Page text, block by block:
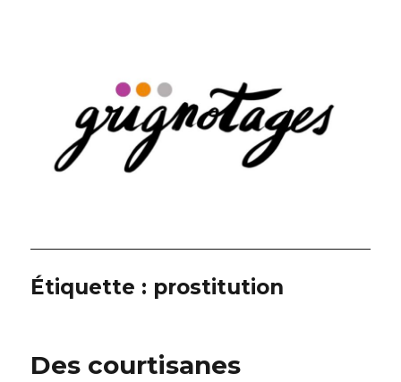
Étiquette : prostitution
Des courtisanes